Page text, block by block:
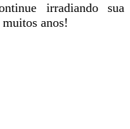
irradiando sua
anos!